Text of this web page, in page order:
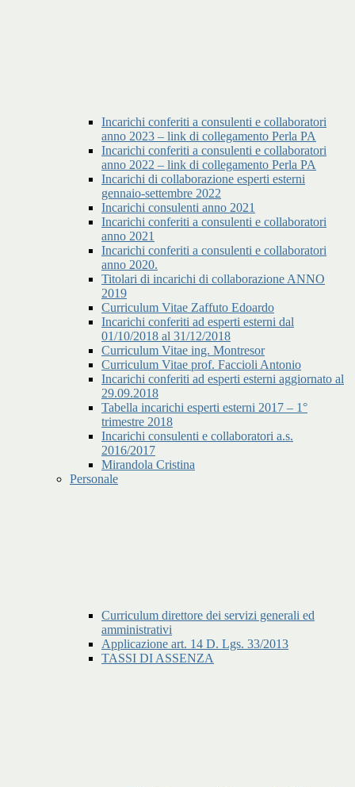
Incarichi conferiti a consulenti e collaboratori
anno 2023 – link di collegamento Perla PA
Incarichi conferiti a consulenti e collaboratori
anno 2022 – link di collegamento Perla PA
Incarichi di collaborazione esperti esterni
gennaio-settembre 2022
Incarichi consulenti anno 2021
Incarichi conferiti a consulenti e collaboratori
anno 2021
Incarichi conferiti a consulenti e collaboratori
anno 2020.
Titolari di incarichi di collaborazione ANNO
2019
Curriculum Vitae Zaffuto Edoardo
Incarichi conferiti ad esperti esterni dal
01/10/2018 al 31/12/2018
Curriculum Vitae ing. Montresor
Curriculum Vitae prof. Faccioli Antonio
Incarichi conferiti ad esperti esterni aggiornato al
29.09.2018
Tabella incarichi esperti esterni 2017 – 1°
trimestre 2018
Incarichi consulenti e collaboratori a.s.
2016/2017
Mirandola Cristina
Personale
Curriculum direttore dei servizi generali ed
amministrativi
Applicazione art. 14 D. Lgs. 33/2013
TASSI DI ASSENZA